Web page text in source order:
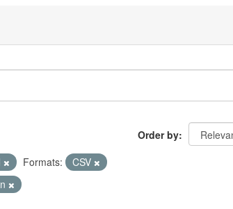
Order by
Formats:
CSV